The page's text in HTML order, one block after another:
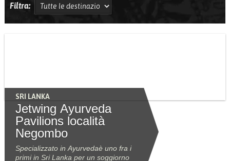
Filtra:
SRI LANKA
Jetwing Ayurveda
Pavilions località
Negombo
Specializzato in Ayurvedaè uno fra i
primi in Sri Lanka per un soggiorno